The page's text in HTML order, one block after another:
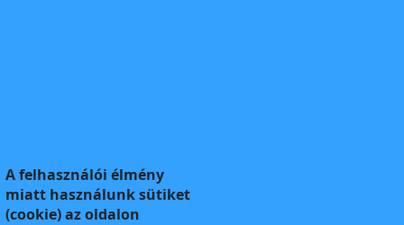
A felhasználói élmény
miatt használunk sütiket
(cookie) az oldalon